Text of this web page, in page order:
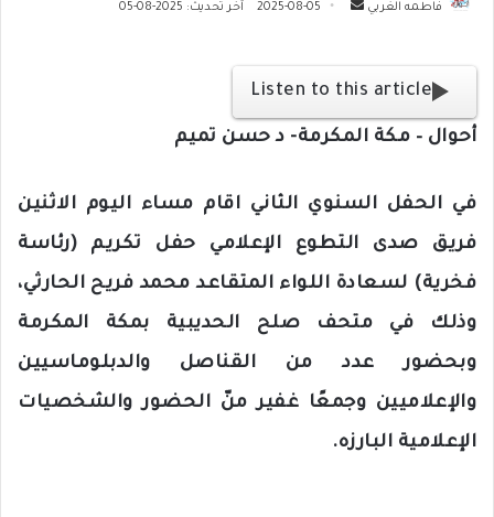
فاطمه الغربي
ل
ر
إ
ت
ن
2025-08-05 آخر تحديث: 2025-08-05
Listen to this article
أحوال – مكة المكرمة- د حسن تميم
في الحفل السنوي الثاني اقام مساء اليوم الاثنين
فريق صدى التطوع الإعلامي حفل تكريم (رئاسة
فخرية) لسعادة اللواء المتقاعد محمد فريح الحارثي،
وذلك في متحف صلح الحديبية بمكة المكرمة
وبحضور عدد من القناصل والدبلوماسيين
والإعلاميين وجمعًا غفير منّ الحضور والشخصيات
الإعلامية البارزه.